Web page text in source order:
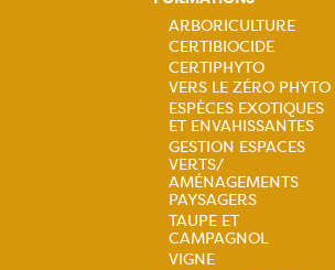
Navigation
principale
ARBORICULTURE
CERTIBIOCIDE
CERTIPHYTO
VERS LE ZÉRO PHYTO
ESPÈCES EXOTIQUES
ET ENVAHISSANTES
GESTION ESPACES
VERTS/
AMÉNAGEMENTS
PAYSAGERS
TAUPE ET
CAMPAGNOL
VIGNE